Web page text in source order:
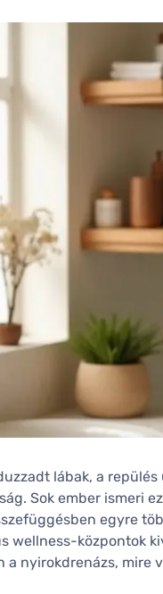
lábak, a
Sok ember ismeri
egyre
wellness-központok
a nyirokdrenázs,